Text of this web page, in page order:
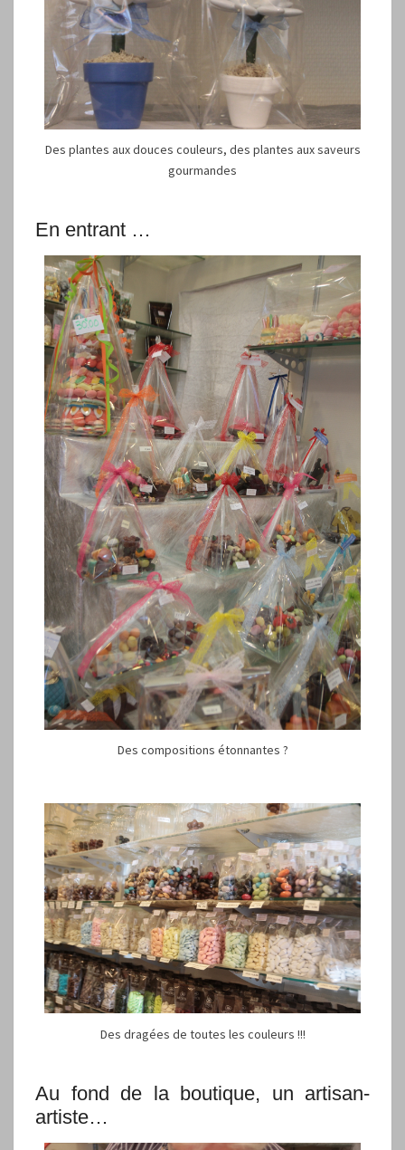
Des plantes aux douces couleurs, des plantes aux saveurs
gourmandes
En entrant …
Des compositions étonnantes ?
Des dragées de toutes les couleurs !!!
Au fond de la boutique, un artisan-
artiste…